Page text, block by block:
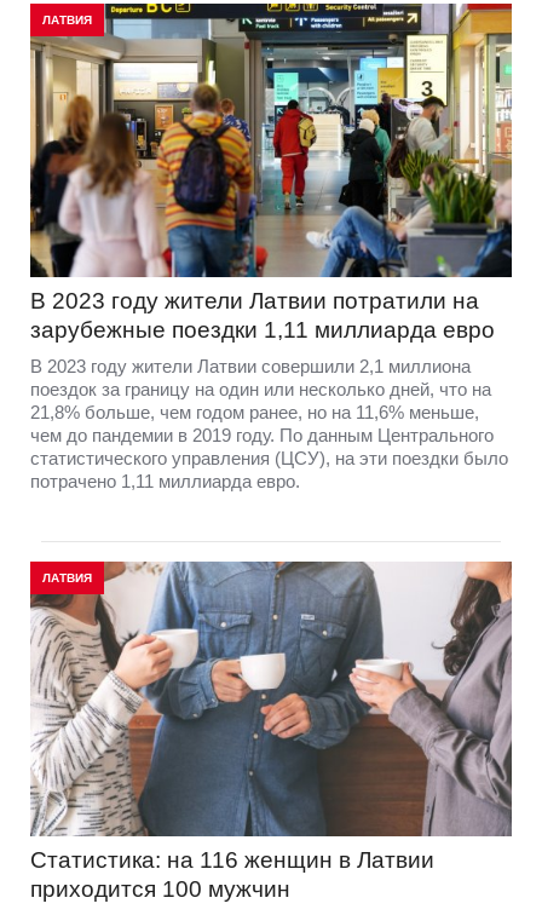
ЛАТВИЯ
В 2023 году жители Латвии потратили на
зарубежные поездки 1,11 миллиарда евро
В 2023 году жители Латвии совершили 2,1 миллиона
поездок за границу на один или несколько дней, что на
21,8% больше, чем годом ранее, но на 11,6% меньше,
чем до пандемии в 2019 году. По данным Центрального
статистического управления (ЦСУ), на эти поездки было
потрачено 1,11 миллиарда евро.
ЛАТВИЯ
Статистика: на 116 женщин в Латвии
приходится 100 мужчин